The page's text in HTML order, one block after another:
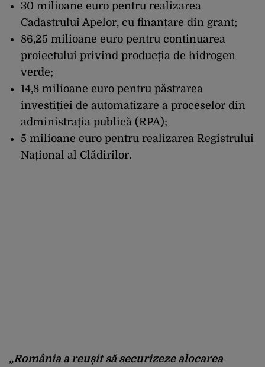
30 milioane euro pentru realizarea
Cadastrului Apelor, cu finanțare din grant;
86,25 milioane euro pentru continuarea
proiectului privind producția de hidrogen
verde;
14,8 milioane euro pentru păstrarea
investiției de automatizare a proceselor din
administrația publică (RPA);
5 milioane euro pentru realizarea Registrului
Național al Clădirilor.
„România a reușit să securizeze alocarea